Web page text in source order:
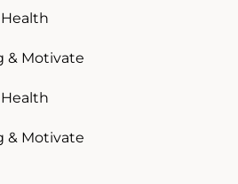
& Motivate
& Motivate